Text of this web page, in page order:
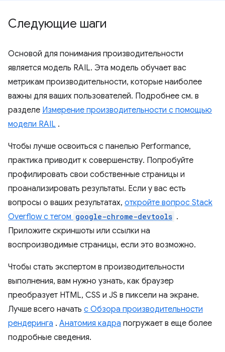
Следующие шаги
Основой для понимания производительности
является модель RAIL. Эта модель обучает вас
метрикам производительности, которые наиболее
важны для ваших пользователей. Подробнее см. в
разделе Измерение производительности с помощью
модели RAIL .
Чтобы лучше освоиться с панелью Performance,
практика приводит к совершенству. Попробуйте
профилировать свои собственные страницы и
проанализировать результаты. Если у вас есть
вопросы о ваших результатах, откройте вопрос Stack
Overflow с тегом google-chrome-devtools .
Приложите скриншоты или ссылки на
воспроизводимые страницы, если это возможно.
Чтобы стать экспертом в производительности
выполнения, вам нужно узнать, как браузер
преобразует HTML, CSS и JS в пиксели на экране.
Лучше всего начать с Обзора производительности
рендеринга . Анатомия кадра погружает в еще более
подробные сведения.